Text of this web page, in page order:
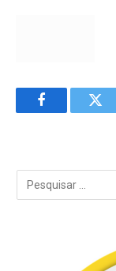
Facebook